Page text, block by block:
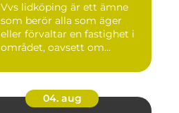
Vvs lidköping är ett ämne
som berör alla som äger
eller förvaltar en fastighet i
området, oavsett om...
04. aug